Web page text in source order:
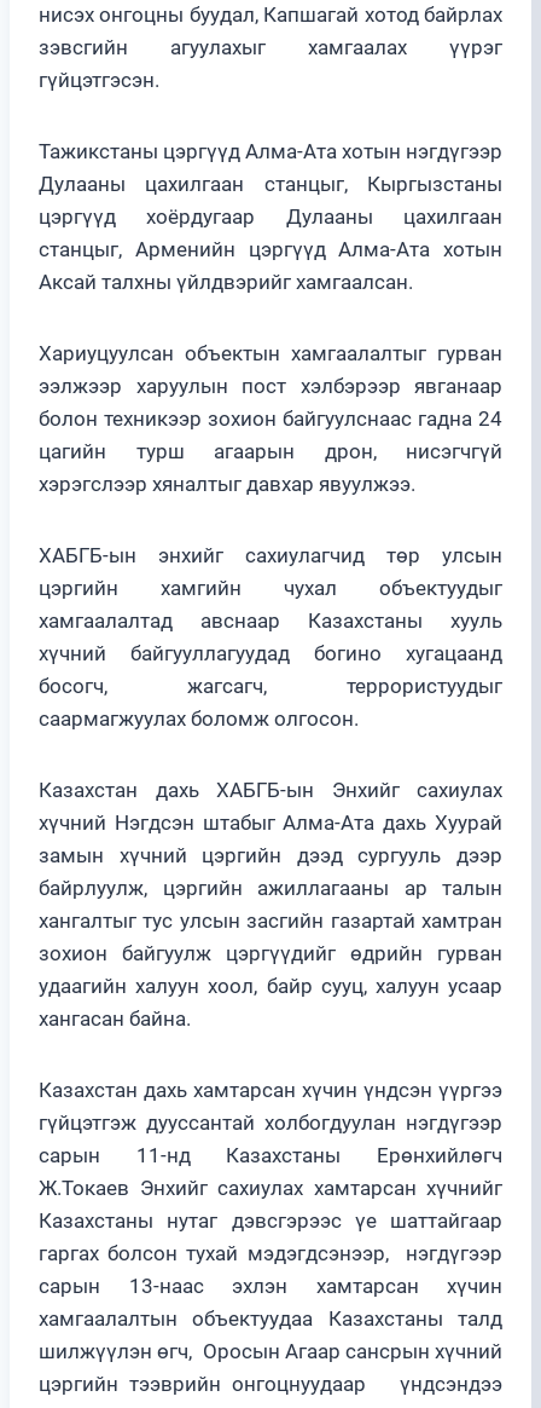
нисэх онгоцны буудал, Капшагай хотод байрлах
зэвсгийн агуулахыг хамгаалах үүрэг
гүйцэтгэсэн.
Тажикстаны цэргүүд Алма-Ата хотын нэгдүгээр
Дулааны цахилгаан станцыг, Кыргызстаны
цэргүүд хоёрдугаар Дулааны цахилгаан
станцыг, Арменийн цэргүүд Алма-Ата хотын
Аксай талхны үйлдвэрийг хамгаалсан.
Хариуцуулсан объектын хамгаалалтыг гурван
ээлжээр харуулын пост хэлбэрээр явганаар
болон техникээр зохион байгуулснаас гадна 24
цагийн турш агаарын дрон, нисэгчгүй
хэрэгслээр хяналтыг давхар явуулжээ.
ХАБГБ-ын энхийг сахиулагчид төр улсын
цэргийн хамгийн чухал объектуудыг
хамгаалалтад авснаар Казахстаны хууль
хүчний байгууллагуудад богино хугацаанд
босогч, жагсагч, террористуудыг
саармагжуулах боломж олгосон.
Казахстан дахь ХАБГБ-ын Энхийг сахиулах
хүчний Нэгдсэн штабыг Алма-Ата дахь Хуурай
замын хүчний цэргийн дээд сургууль дээр
байрлуулж, цэргийн ажиллагааны ар талын
хангалтыг тус улсын засгийн газартай хамтран
зохион байгуулж цэргүүдийг өдрийн гурван
удаагийн халуун хоол, байр сууц, халуун усаар
хангасан байна.
Казахстан дахь хамтарсан хүчин үндсэн үүргээ
гүйцэтгэж дууссантай холбогдуулан нэгдүгээр
сарын 11-нд Казахстаны Ерөнхийлөгч
Ж.Токаев Энхийг сахиулах хамтарсан хүчнийг
Казахстаны нутаг дэвсгэрээс үе шаттайгаар
гаргах болсон тухай мэдэгдсэнээр, нэгдүгээр
сарын 13-наас эхлэн хамтарсан хүчин
хамгаалалтын объектуудаа Казахстаны талд
шилжүүлэн өгч, Оросын Агаар сансрын хүчний
цэргийн тээврийн онгоцнуудаар үндсэндээ